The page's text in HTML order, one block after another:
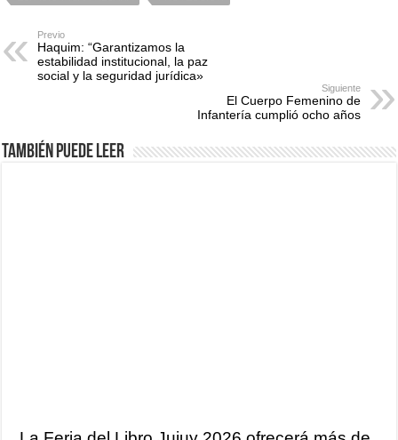
Previo
Haquim: “Garantizamos la
estabilidad institucional, la paz
social y la seguridad jurídica»
Siguiente
El Cuerpo Femenino de
Infantería cumplió ocho años
También puede leer